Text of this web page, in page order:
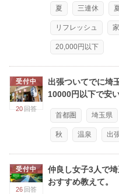
夏 三連休
リフレッシュ
20,000円以下
受付中
20 回答
出張ついてでに埼
10000円以下で安
首都圏 埼玉県
秋 温泉 出
受付中
26 回答
仲良し女子3人で
おすすめ教えて。